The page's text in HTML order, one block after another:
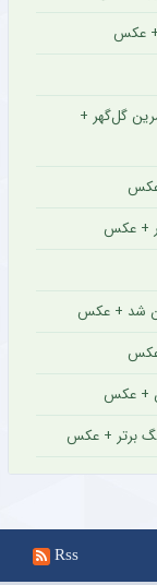
+ عکس
گل‌گهر +
عکس
+ عکس
شد + عکس
عکس
برتر + عکس
Rss